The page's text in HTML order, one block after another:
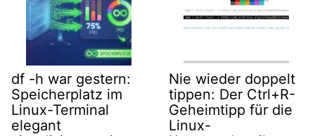
df -h war gestern:
Speicherplatz im
Linux-Terminal
elegant
Nie wieder doppelt
tippen: Der Ctrl+R-
Geheimtipp für die
Linux-